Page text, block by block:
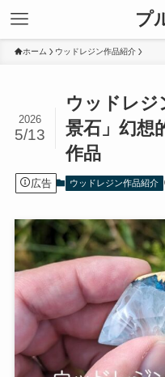
プ
ホーム ウッドレジン作品紹介
ウッドレジ
景石」幻想
作品
2026
5/13
広告 ウッドレジン作品紹介